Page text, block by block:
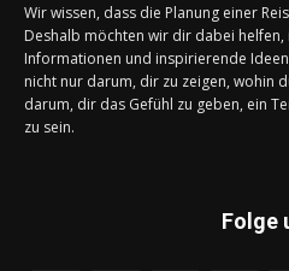
Wir wissen, dass die Planung einer
Deshalb möchten wir dir dabei
Informationen und inspirierende
nicht nur darum, dir zu zeigen, wohin
darum, dir das Gefühl zu geben, ein
zu sein.
Folge